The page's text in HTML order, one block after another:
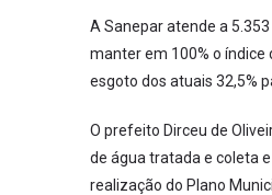
A Sanepar atende a
manter em 100% o
esgoto dos atuais 32,5%
O prefeito Dirceu de
de água tratada e coleta
realização do Plano